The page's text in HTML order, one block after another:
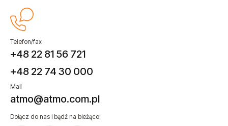
Telefon/fax
+48 22 81 56 721
+48 22 74 30 000
Mail
atmo@atmo.com.pl
Dołącz do nas i bądź na bieżąco!